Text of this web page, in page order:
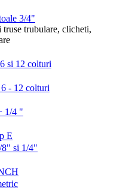
3/4"
truse trubulare, clicheti,
si 12 colturi
- 12 colturi
1/4 "
E
8" si 1/4"